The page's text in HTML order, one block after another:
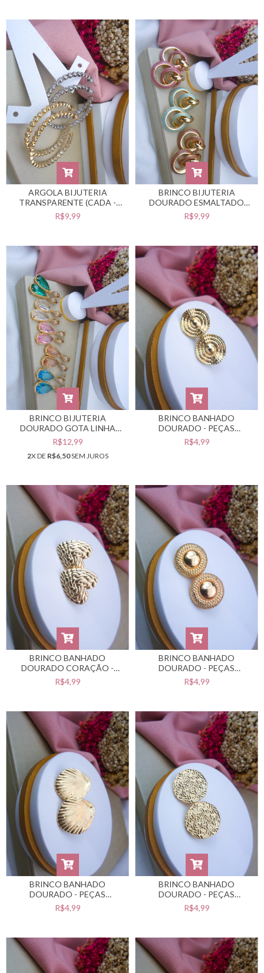
ARGOLA BIJUTERIA
TRANSPARENTE (CADA -
SELECIONE A COR
DESEJADA) #B0105495
R$9,99
BRINCO BIJUTERIA
DOURADO ESMALTADO
(CADA - SELECIONE A COR
DESEJADA) #B0105494
R$9,99
BRINCO BIJUTERIA
DOURADO GOTA LINHA
LUXO (CADA - SELECIONE A
COR DESEJADA) #B0105493
R$12,99
2X DE R$6,50SEM JUROS
BRINCO BANHADO
DOURADO - PEÇAS
BANHADAS NO VERNIZ
CATAFORÉTICO -
R$4,99
BRINCO BANHADO
DOURADO CORAÇÃO -
PEÇAS BANHADAS NO
VERNIZ CATAFORÉTICO -
R$4,99
BRINCO BANHADO
DOURADO - PEÇAS
BANHADAS NO VERNIZ
CATAFORÉTICO -
R$4,99
BRINCO BANHADO
DOURADO - PEÇAS
BANHADAS NO VERNIZ
CATAFORÉTICO -
R$4,99
BRINCO BANHADO
DOURADO - PEÇAS
BANHADAS NO VERNIZ
CATAFORÉTICO -
R$4,99